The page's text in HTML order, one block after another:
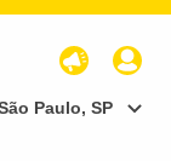
Paulo, SP